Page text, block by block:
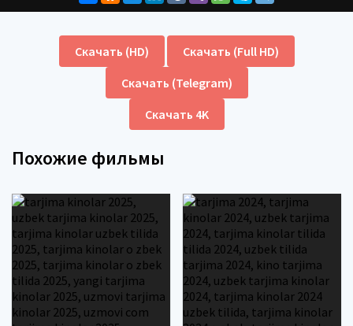
Скачать (HD)
Скачать (Full HD)
Скачать (Telegram)
Скачать 4K
Похожие фильмы